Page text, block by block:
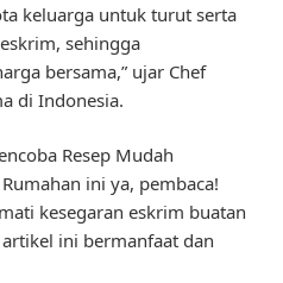
keluarga untuk turut serta
sehingga
bersama,” ujar Chef
di Indonesia.
Resep Mudah
ini ya, pembaca!
kesegaran eskrim buatan
ini bermanfaat dan